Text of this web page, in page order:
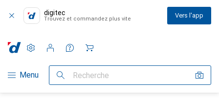
digitec
Trouvez et commandez plus vite Vers l'app
Navigation par catégorie
Menu Recherche
Paramètres
Compte client
Listes de comparaison
Listes d'envies
Panier